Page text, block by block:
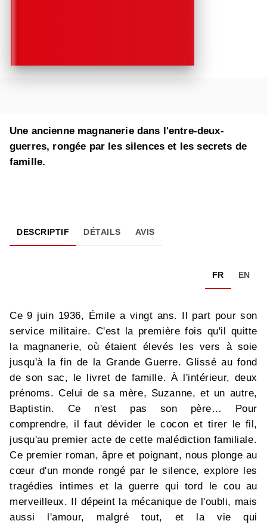
Une ancienne magnanerie dans l'entre-deux-
guerres, rongée par les silences et les secrets de
famille.
DESCRIPTIF DÉTAILS AVIS
FR EN
Ce 9 juin 1936, Émile a vingt ans. Il part pour son
service militaire. C'est la première fois qu'il quitte
la magnanerie, où étaient élevés les vers à soie
jusqu'à la fin de la Grande Guerre. Glissé au fond
de son sac, le livret de famille. À l'intérieur, deux
prénoms. Celui de sa mère, Suzanne, et un autre,
Baptistin. Ce n'est pas son père… Pour
comprendre, il faut dévider le cocon et tirer le fil,
jusqu'au premier acte de cette malédiction familiale.
Ce premier roman, âpre et poignant, nous plonge au
cœur d'un monde rongé par le silence, explore les
tragédies intimes et la guerre qui tord le cou au
merveilleux. Il dépeint la mécanique de l'oubli, mais
aussi l'amour, malgré tout, et la vie qui